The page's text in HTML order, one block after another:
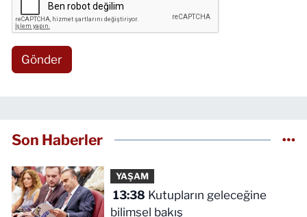
Gönder
Son Haberler
YAŞAM
13:38
bilimsel bakış